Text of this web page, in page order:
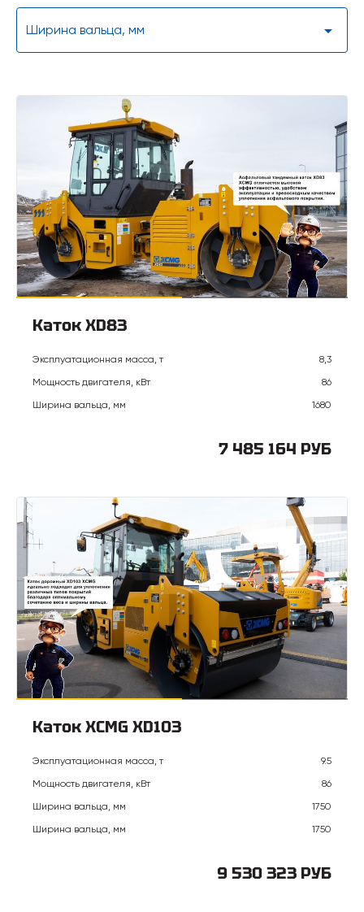
Ширина вальца, мм
Каток XD83
Эксплуатационная масса, т
8,3
Мощность двигателя, кВт
86
Ширина вальца, мм
1680
7 485 164 РУБ
Каток XCMG XD103
Эксплуатационная масса, т
9.5
Мощность двигателя, кВт
86
Ширина вальца, мм
1750
Ширина вальца, мм
1750
9 530 323 РУБ